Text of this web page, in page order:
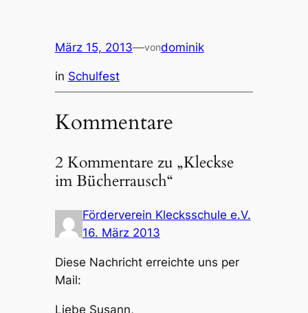
März 15, 2013—vondominik
in Schulfest
Kommentare
2 Kommentare zu „Kleckse
im Bücherrausch“
Förderverein Klecksschule e.V.
16. März 2013
Diese Nachricht erreichte uns per
Mail:
Liebe Susann,